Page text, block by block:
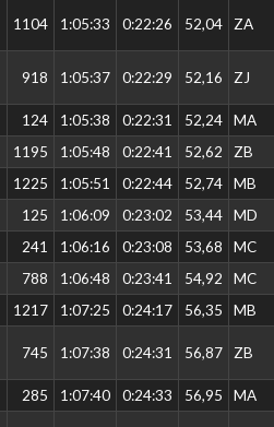
1104 1:05:33 0:22:26 52,04 ZA
918 1:05:37 0:22:29 52,16 ZJ
124 1:05:38 0:22:31 52,24
MA
1195 1:05:48 0:22:41 52,62
ZB
1225 1:05:51 0:22:44 52,74
MB
125 1:06:09 0:23:02 53,44
MD
241 1:06:16 0:23:08 53,68
MC
788 1:06:48 0:23:41 54,92
MC
1217 1:07:25 0:24:17 56,35 MB
745 1:07:38 0:24:31 56,87 ZB
285 1:07:40 0:24:33 56,95 MA